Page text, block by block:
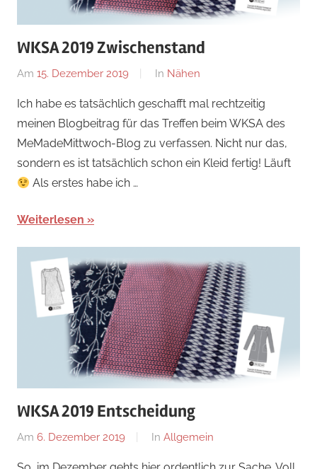
WKSA 2019 Zwischenstand
Am 15. Dezember 2019
Von
In Nähen
Ich habe es tatsächlich geschafft mal rechtzeitig
meinen Blogbeitrag für das Treffen beim WKSA des
MeMadeMittwoch-Blog zu verfassen. Nicht nur das,
sondern es ist tatsächlich schon ein Kleid fertig! Läuft
Als erstes habe ich …
Weiterlesen
WKSA 2019 Entscheidung
Am 6. Dezember 2019
Von
In Allgemein